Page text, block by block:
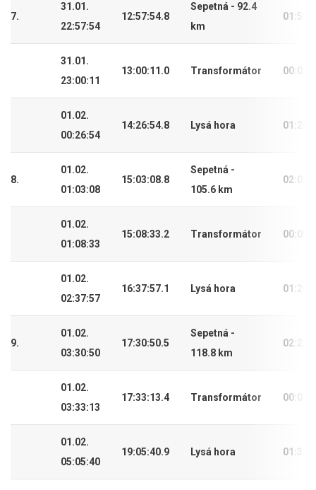
7.
31.01.
22:57:54
12:57:54.8
Sepetná - 92.4
km
31.01.
23:00:11
13:00:11.0 Transformátor
01.02.
00:26:54
14:26:54.8 Lysá hora
8.
01.02.
01:03:08
15:03:08.8
Sepetná -
105.6 km
01.02.
01:08:33
15:08:33.2 Transformátor
01.02.
02:37:57
16:37:57.1 Lysá hora
9.
01.02.
03:30:50
17:30:50.5
Sepetná -
118.8 km
01.02.
03:33:13
17:33:13.4 Transformátor
01.02.
05:05:40
19:05:40.9 Lysá hora